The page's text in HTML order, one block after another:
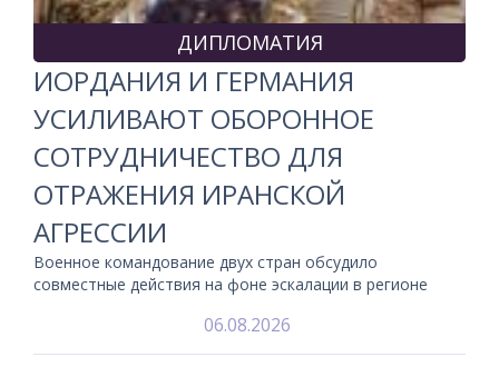
ДИПЛОМАТИЯ
ИОРДАНИЯ И ГЕРМАНИЯ
УСИЛИВАЮТ ОБОРОННОЕ
СОТРУДНИЧЕСТВО ДЛЯ
ОТРАЖЕНИЯ ИРАНСКОЙ
АГРЕССИИ
Военное командование двух стран обсудило
совместные действия на фоне эскалации в регионе
06.08.2026